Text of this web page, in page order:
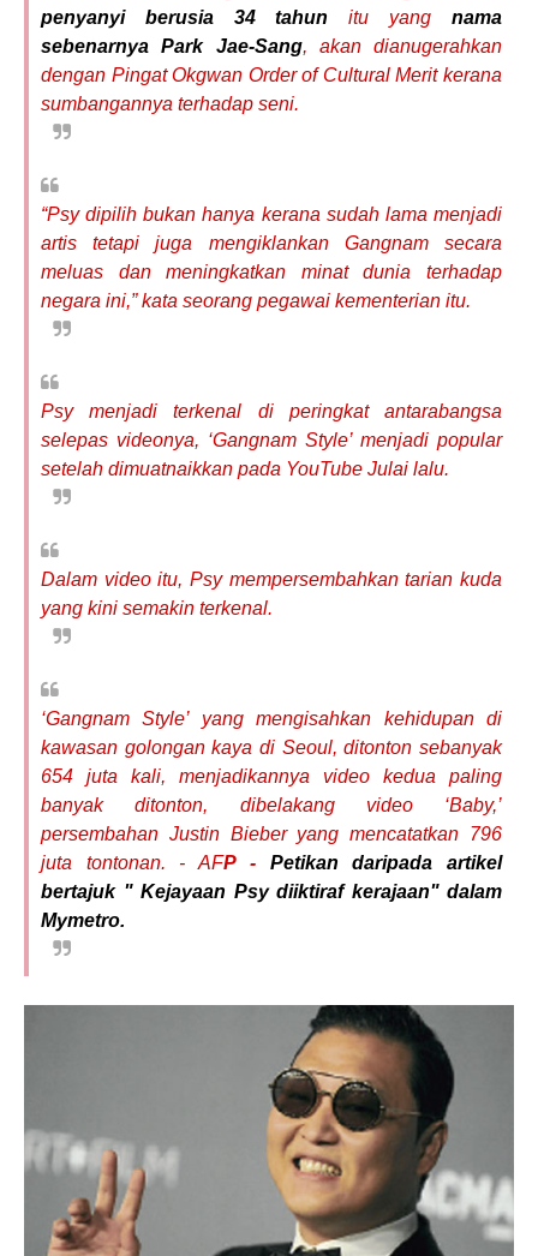
penyanyi berusia 34 tahunitu yangnama
sebenarnya Park Jae-Sang, akan dianugerahkan
dengan Pingat Okgwan Order of Cultural Merit kerana
sumbangannya terhadap seni.
“Psy dipilih bukan hanya kerana sudah lama menjadi
artis tetapi juga mengiklankan Gangnam secara
meluas dan meningkatkan minat dunia terhadap
negara ini,” kata seorang pegawai kementerian itu.
Psy menjadi terkenal di peringkat antarabangsa
selepas videonya, ‘Gangnam Style’ menjadi popular
setelah dimuatnaikkan pada YouTube Julai lalu.
Dalam video itu, Psy mempersembahkan tarian kuda
yang kini semakin terkenal.
‘Gangnam Style’ yang mengisahkan kehidupan di
kawasan golongan kaya di Seoul, ditonton sebanyak
654 juta kali, menjadikannya video kedua paling
banyak ditonton, dibelakang video ‘Baby,’
persembahan Justin Bieber yang mencatatkan 796
juta tontonan. - AFP - Petikan daripada artikel
bertajuk " Kejayaan Psy diiktiraf kerajaan" dalam
Mymetro.